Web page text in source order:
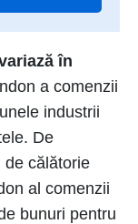
în
a comenzii
industrii
De
de călătorie
al comenzii
bunuri pentru